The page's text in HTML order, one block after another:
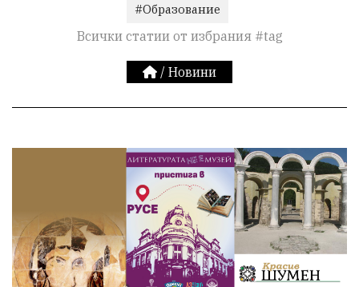
#Образование
Всички статии от избрания #tag
/ Новини